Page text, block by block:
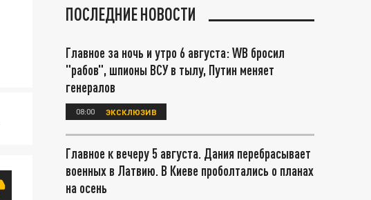
ПОСЛЕДНИЕ НОВОСТИ
Главное за ночь и утро 6 августа: WB бросил
"рабов", шпионы ВСУ в тылу, Путин меняет
генералов
08:00 ЭКСКЛЮЗИВ
Главное к вечеру 5 августа. Дания перебрасывает
военных в Латвию. В Киеве проболтались о планах
на осень